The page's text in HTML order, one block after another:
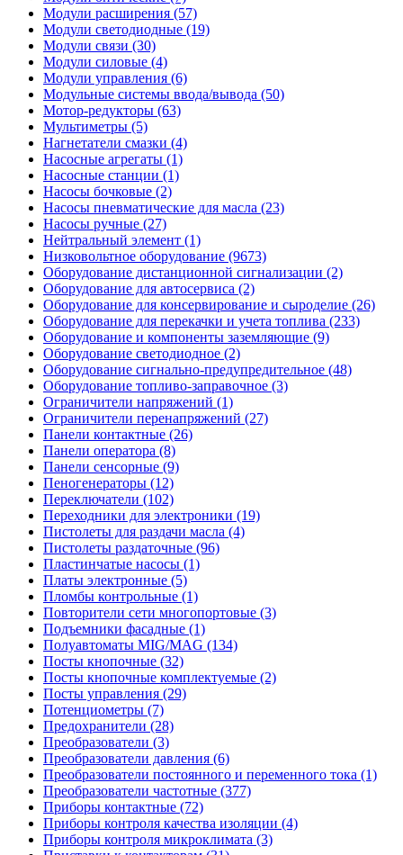
Модули расширения (57)
Модули светодиодные (19)
Модули связи (30)
Модули силовые (4)
Модули управления (6)
Модульные системы ввода/вывода (50)
Мотор-редукторы (63)
Мультиметры (5)
Нагнетатели смазки (4)
Насосные агрегаты (1)
Насосные станции (1)
Насосы бочковые (2)
Насосы пневматические для масла (23)
Насосы ручные (27)
Нейтральный элемент (1)
Низковольтное оборудование (9673)
Оборудование дистанционной сигнализации (2)
Оборудование для автосервиса (2)
Оборудование для консервирование и сыроделие (26)
Оборудование для перекачки и учета топлива (233)
Оборудование и компоненты заземляющие (9)
Оборудование светодиодное (2)
Оборудование сигнально-предупредительное (48)
Оборудование топливо-заправочное (3)
Ограничители напряжений (1)
Ограничители перенапряжений (27)
Панели контактные (26)
Панели оператора (8)
Панели сенсорные (9)
Пеногенераторы (12)
Переключатели (102)
Переходники для электроники (19)
Пистолеты для раздачи масла (4)
Пистолеты раздаточные (96)
Пластинчатые насосы (1)
Платы электронные (5)
Пломбы контрольные (1)
Повторители сети многопортовые (3)
Подъемники фасадные (1)
Полуавтоматы MIG/MAG (134)
Посты кнопочные (32)
Посты кнопочные комплектуемые (2)
Посты управления (29)
Потенциометры (7)
Предохранители (28)
Преобразователи (3)
Преобразователи давления (6)
Преобразователи постоянного и переменного тока (1)
Преобразователи частотные (377)
Приборы контактные (72)
Приборы контроля качества изоляции (4)
Приборы контроля микроклимата (3)